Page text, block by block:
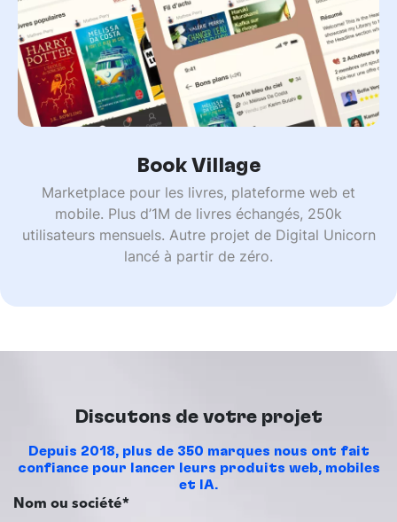
Book Village
Marketplace pour les livres, plateforme web et
mobile. Plus d’1M de livres échangés, 250k
utilisateurs mensuels. Autre projet de Digital Unicorn
lancé à partir de zéro.
Discutons de votre projet
Depuis 2018, plus de 350 marques nous ont fait
confiance pour lancer leurs produits web, mobiles
et IA.
Nom ou société*